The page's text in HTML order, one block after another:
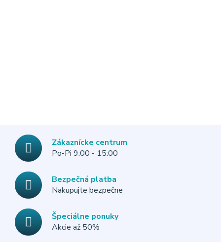
Zákaznícke centrum
Po-Pi 9:00 - 15:00
Bezpečná platba
Nakupujte bezpečne
Špeciálne ponuky
Akcie až 50%